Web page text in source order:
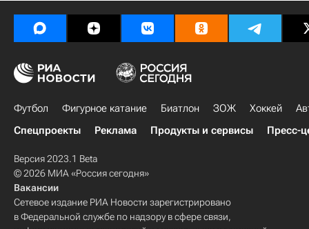
Футбол Фигурное катание Биатлон ЗОЖ Хоккей
Спецпроекты
Реклама Продукты и сервисы Пресс-
Версия 2023.1 Beta
© 2026 МИА «Россия сегодня»
Вакансии
Сетевое издание РИА Новости зарегистрировано
в Федеральной службе по надзору в сфере связи,